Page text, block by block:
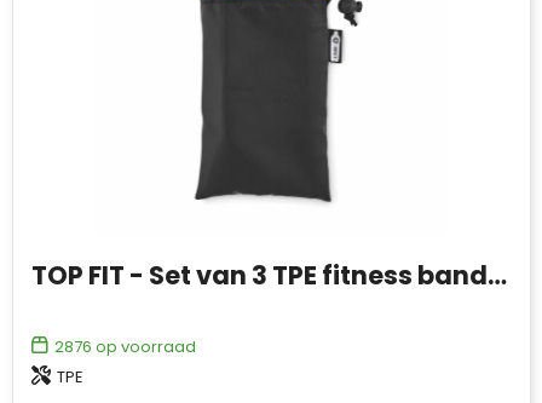
TOP FIT - Set van 3 TPE fitness banden
2876 op voorraad
TPE